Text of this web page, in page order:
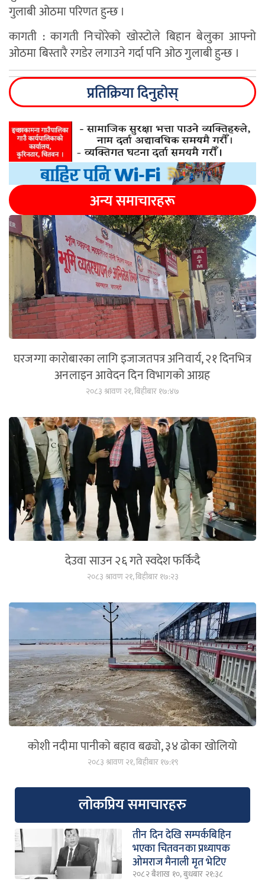
गुलाबी ओठमा परिणत हुन्छ ।
कागती : कागती निचोरेको खोस्टोले बिहान बेलुका आफ्नो
ओठमा बिस्तारै रगडेर लगाउने गर्दा पनि ओठ गुलाबी हुन्छ ।
प्रतिक्रिया दिनुहोस्
अन्य समाचारहरू
घरजग्गा कारोबारका लागि इजाजतपत्र अनिवार्य, २१ दिनभित्र
अनलाइन आवेदन दिन विभागको आग्रह
२०८३ श्रावण २१, बिहीबार १७:४७
देउवा साउन २६ गते स्वदेश फर्किदै
२०८३ श्रावण २१, बिहीबार १७:२३
कोशी नदीमा पानीको बहाव बढ्यो, ३४ ढोका खोलियो
२०८३ श्रावण २१, बिहीबार १७:१९
लोकप्रिय समाचारहरु
तीन दिन देखि सम्पर्कबिहिन
भएका चितवनका प्रध्यापक
ओमराज मैनाली मृत भेटिए
२०८२ बैशाख १०, बुधबार २१:३८